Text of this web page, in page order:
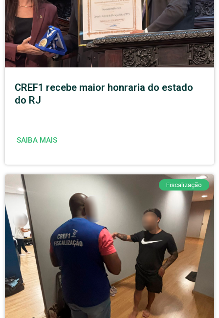
CREF1 recebe maior honraria do estado
do RJ
SAIBA MAIS
Fiscalização